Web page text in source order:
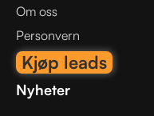
Om oss
Personvern
Kjøp leads
Nyheter